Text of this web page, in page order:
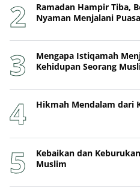
Ramadan Hampir Tiba,
Nyaman Menjalani Puasa
Mengapa Istiqamah
Kehidupan Seorang
Hikmah Mendalam dari
Kebaikan dan
Muslim